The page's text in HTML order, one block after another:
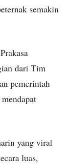
semakin
dari Tim
pemerintah
yang viral
luas,